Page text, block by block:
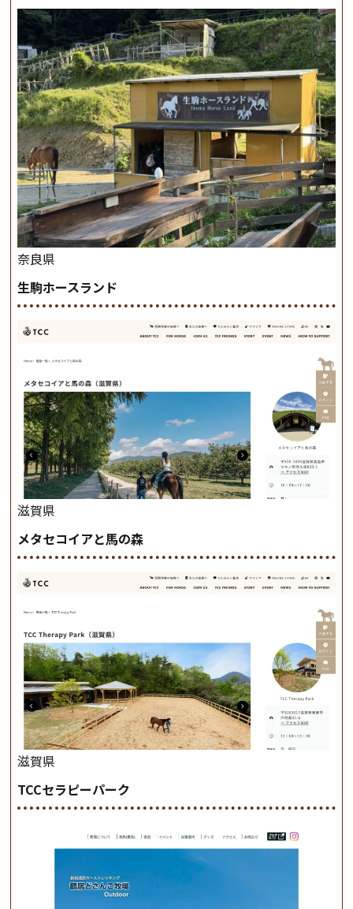
奈良県
生駒ホースランド
滋賀県
メタセコイアと馬の森
滋賀県
TCCセラピーパーク